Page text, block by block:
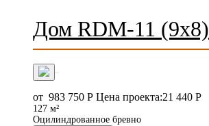
Дом RDM-11 (9x8)
от 983 750 Р Цена проекта:21 440 Р
127 м²
Оцилиндрованное бревно